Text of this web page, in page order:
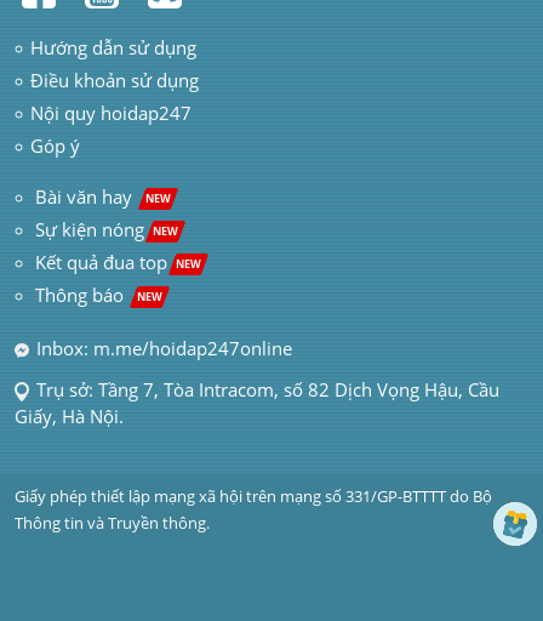
Hướng dẫn sử dụng
Điều khoản sử dụng
Nội quy hoidap247
Góp ý
Bài văn hay NEW
Sự kiện nóng NEW
Kết quả đua top NEW
Thông báo NEW
Inbox: m.me/hoidap247online
Trụ sở: Tầng 7, Tòa Intracom, số 82 Dịch Vọng Hậu, Cầu
Giấy, Hà Nội.
Giấy phép thiết lập mạng xã hội trên mạng số 331/GP-BTTTT do Bộ
Thông tin và Truyền thông.